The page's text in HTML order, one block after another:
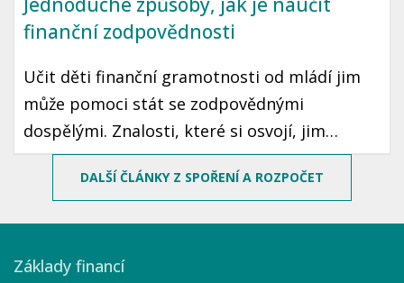
finanční zodpovědnosti
Učit děti finanční gramotnosti od mládí jim
může pomoci stát se zodpovědnými
dospělými. Znalosti, které si osvojí, jim
mohou sloužit po celý život. Prozradíme vám,
jak motivovat děti k šetření peněz pomocí
DALŠÍ ČLÁNKY Z SPOŘENÍ A ROZPOČET
Základy financí